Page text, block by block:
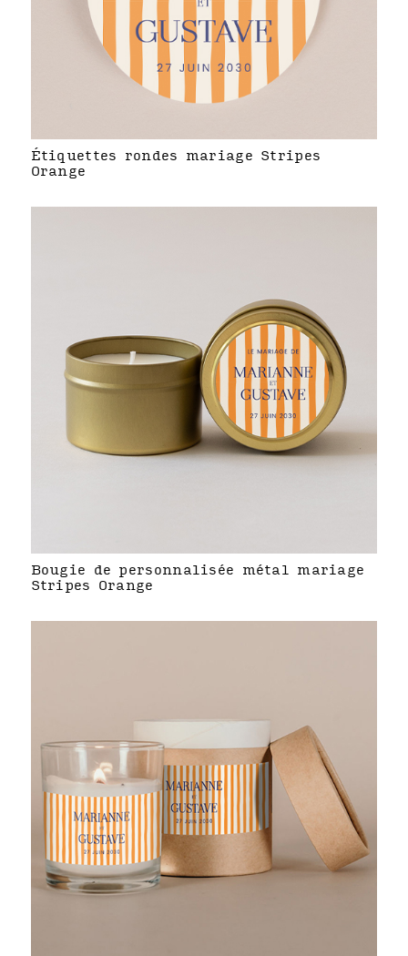
Étiquettes rondes mariage Stripes
Orange
Bougie de personnalisée métal mariage
Stripes Orange